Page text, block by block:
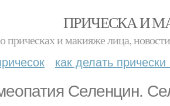
ПРИЧЕСКА И
прическах и макияже лица,
как делать
Селенцин.